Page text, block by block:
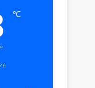
℃
h